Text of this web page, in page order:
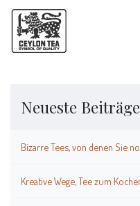
Neueste Beiträge
Bizarre Tees, von denen Sie
Kreative Wege, Tee zum